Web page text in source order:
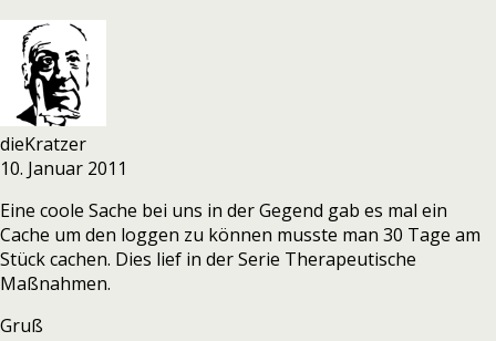
dieKratzer
10. Januar 2011
Eine coole Sache bei uns in der Gegend gab es mal ein
Cache um den loggen zu können musste man 30 Tage am
Stück cachen. Dies lief in der Serie Therapeutische
Maßnahmen.
Gruß